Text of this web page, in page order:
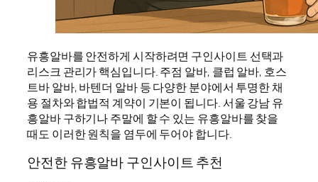
유흥알바를 안전하게 시작하려면 구인사이트 선택과
리스크 관리가 핵심입니다. 주점 알바, 클럽 알바, 호스
트바 알바, 바텐더 알바 등 다양한 분야에서 투명한 채
용 절차와 합법적 계약이 기본이 됩니다. 서울 강남 유
흥알바 구하기나 주말에 할 수 있는 유흥알바를 찾을
때도 이러한 원칙을 염두에 두어야 합니다.
안전한 유흥알바 구인사이트 추천